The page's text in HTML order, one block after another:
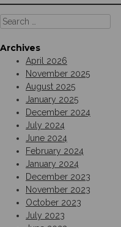
Search
Archives
April 2026
November 2025
August 2025
January 2025
December 2024
July 2024
June 2024
February 2024
January 2024
December 2023
November 2023
October 2023
July 2023